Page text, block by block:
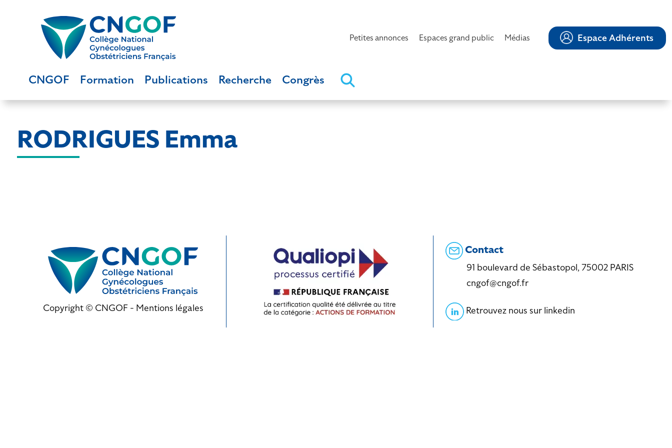
Petites annonces Espaces grand public Médias Espace Adhérents
CNGOF Formation Publications Recherche Congrès
RODRIGUES Emma
Copyright © CNGOF - Mentions légales
Contact
91 boulevard de Sébastopol, 75002 PARIS
cngof@cngof.fr
Retrouvez nous sur linkedin